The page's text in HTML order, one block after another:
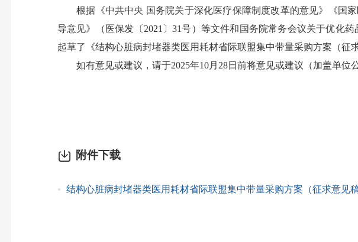
根据《中共中央 国务院关于深化医疗保障制度改革的意见》《国家
导意见》（医保发〔2021〕31号）等文件和国务院常务会议关于优化
起草了《结构心脏病封堵器类医用耗材省际联盟集中带量采购方案（征
如有意见或建议，请于2025年10月28日前将意见或建议（加盖单位公
附件下载
结构心脏病封堵器类医用耗材省际联盟集中带量采购方案（征求意见